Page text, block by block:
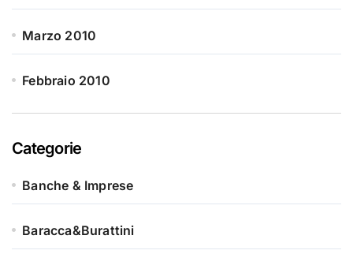
Marzo 2010
Febbraio 2010
Categorie
Banche & Imprese
Baracca&Burattini